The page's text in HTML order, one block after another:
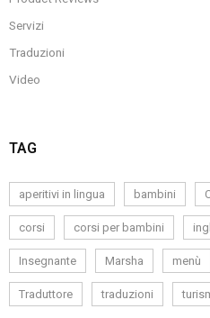
Servizi
Traduzioni
Video
TAG
aperitivi in lingua bambini
corsi corsi per bambini
Insegnante Marsha menù
Traduttore traduzioni